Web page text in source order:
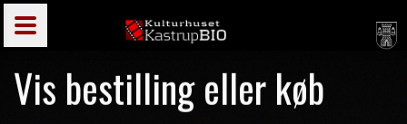
Vis bestilling eller køb